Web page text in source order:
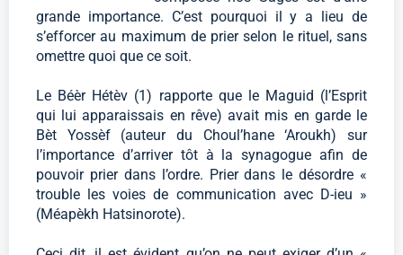
grande importance. C’est pourquoi il y a lieu de
s’efforcer au maximum de prier selon le rituel, sans
omettre quoi que ce soit.
Le Béèr Hétèv (1) rapporte que le Maguid (l’Esprit
qui lui apparaissais en rêve) avait mis en garde le
Bèt Yossèf (auteur du Choul’hane ‘Aroukh) sur
l’importance d’arriver tôt à la synagogue afin de
pouvoir prier dans l’ordre. Prier dans le désordre «
trouble les voies de communication avec D-ieu »
(Méapèkh Hatsinorote).